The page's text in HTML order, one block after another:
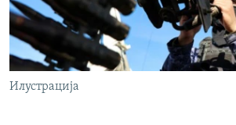
Илустрација